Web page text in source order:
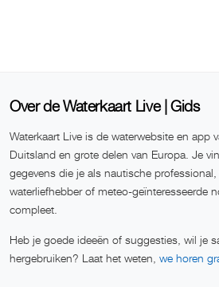
Over de Waterkaart Live | Gids
Waterkaart Live is de waterwebsite en app
Duitsland en grote delen van Europa. Je
gegevens die je als nautische professional,
waterliefhebber of meteo-geïnteresseerde
compleet.
Heb je goede ideeën of suggesties, wil je
hergebruiken? Laat het weten, we horen